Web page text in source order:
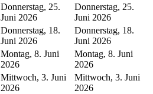
Donnerstag, 25.
Juni 2026
Donnerstag, 25.
Juni 2026
Donnerstag, 18.
Juni 2026
Donnerstag, 18.
Juni 2026
Montag, 8. Juni
2026
Montag, 8. Juni
2026
Mittwoch, 3. Juni
2026
Mittwoch, 3. Juni
2026